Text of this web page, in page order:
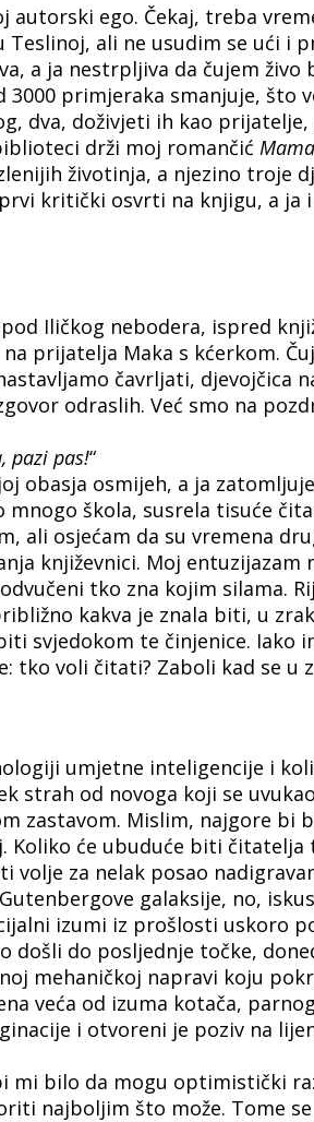
ego. Čekaj, treba
Teslinoj, ali ne usudim se ući i
a ja nestrpljiva da čujem
3000 primjeraka smanjuje, što
dva, doživjeti ih kao
drži moj romančić
životinja, a njezino troje
kritički osvrti na knjigu, a ja
Iličkog nebodera, ispred
prijatelja Maka s kćerkom.
čavrljati, djevojčica
odraslih. Već smo na
pazi pas!“
obasja osmijeh, a ja
škola, susrela tisuće
ali osjećam da su vremena
književnici. Moj entuzijazam
tko zna kojim silama.
kakva je znala biti, u
svjedokom te činjenice. Iako
tko voli čitati? Zaboli kad se u
umjetne inteligencije i
od novoga koji se
zastavom. Mislim, najgore bi
će ubuduće biti čitatelja
za nelak posao
galaksije, no,
izumi iz prošlosti uskoro
došli do posljednje točke,
mehaničkoj napravi koju
veća od izuma kotača,
i otvoreni je poziv na
mi bilo da mogu optimistički
najboljim što može. Tome se